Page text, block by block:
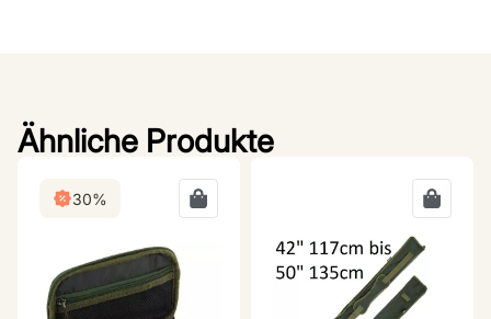
Ähnliche Produkte
30%